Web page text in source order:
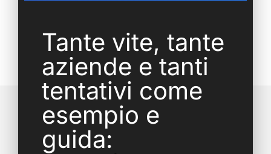
Tante vite, tante
aziende e tanti
tentativi come
esempio e
guida: